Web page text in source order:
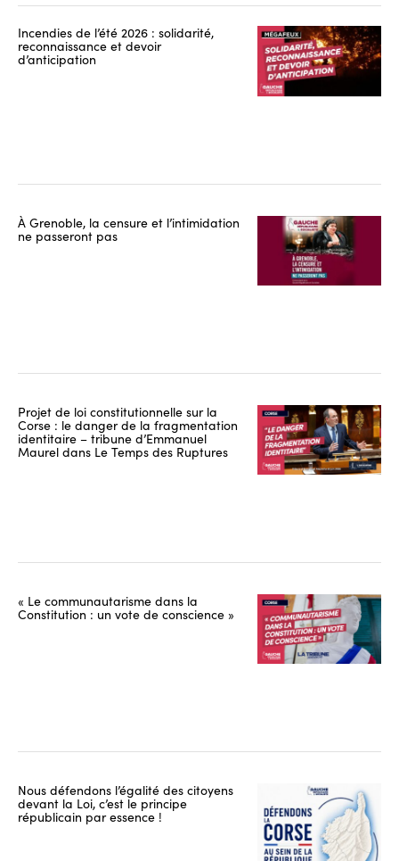
Incendies de l’été 2026 : solidarité,
reconnaissance et devoir
d’anticipation
À Grenoble, la censure et l’intimidation
ne passeront pas
Projet de loi constitutionnelle sur la
Corse : le danger de la fragmentation
identitaire – tribune d’Emmanuel
Maurel dans Le Temps des Ruptures
« Le communautarisme dans la
Constitution : un vote de conscience »
Nous défendons l’égalité des citoyens
devant la Loi, c’est le principe
républicain par essence !